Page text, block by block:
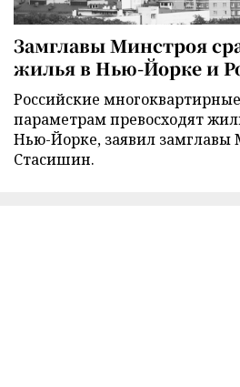
Замглавы Минстроя
жилья в Нью-Йорке и
Российские
параметрам превосходят
Нью-Йорке, заявил замглавы
Стасишин.